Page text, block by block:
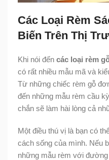
Các Loại Rèm
Biến Trên Thị
Khi nói đến các loại rèm
có rất nhiều mẫu mã và
Từ những chiếc rèm gỗ
đến những mẫu rèm cầu
chắn sẽ làm hài lòng cả
Một điều thú vị là bạn có
cách sống của mình. Nếu
những mẫu rèm với